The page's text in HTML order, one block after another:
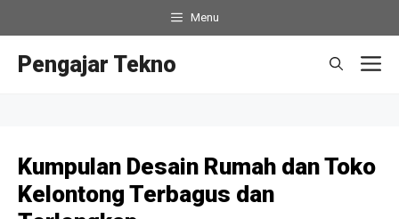
to
content
Menu
Pengajar Tekno
Kumpulan Desain Rumah dan Toko
Kelontong Terbagus dan